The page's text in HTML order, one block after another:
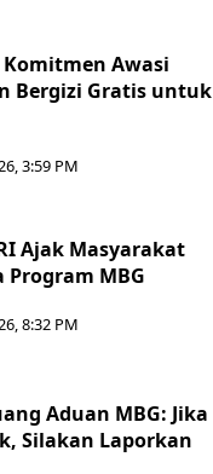
Komitmen Awasi
Bergizi Gratis untuk
3:59 PM
Ajak Masyarakat
Program MBG
8:32 PM
Aduan MBG: Jika
Silakan Laporkan